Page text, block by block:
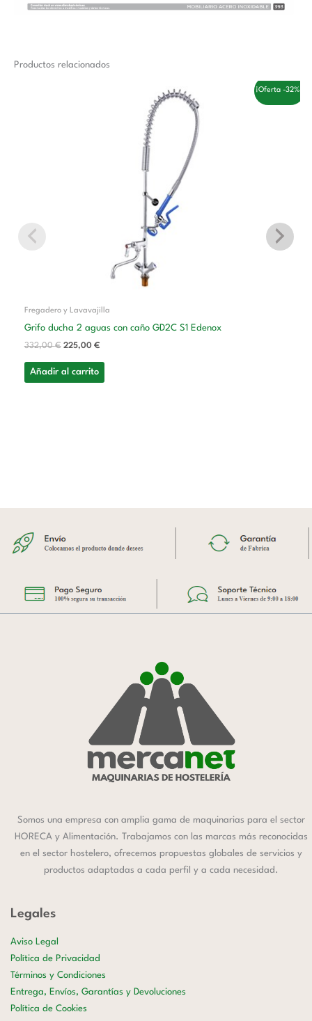
Productos relacionados
¡Oferta -32%!
Fregadero y Lavavajilla
Grifo ducha 2 aguas con caño GD2C S1 Edenox
332,00€ 225,00 €
Añadir al carrito
Somos una empresa con amplia gama de maquinarias para el sector
HORECA y Alimentación. Trabajamos con las marcas más reconocidas
en el sector hostelero, ofrecemos propuestas globales de servicios y
productos adaptadas a cada perfil y a cada necesidad.
Legales
Aviso Legal
Política de Privacidad
Términos y Condiciones
Entrega, Envíos, Garantías y Devoluciones
Política de Cookies